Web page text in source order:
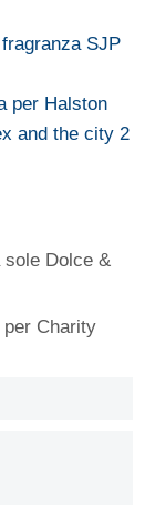
SJP
per Halston
and the city 2
Dolce &
Charity